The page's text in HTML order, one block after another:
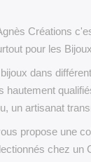
Créations
pour les
dans
hautement
un artisanat
propose une
chez un